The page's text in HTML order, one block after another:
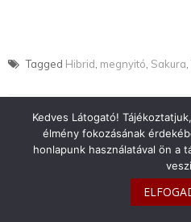
Tagged Hibrid megnyitó Sakura ,
Copyright © 2026
Kedves Látogató!
élmény fokozásának
honlapunk használatával ön a